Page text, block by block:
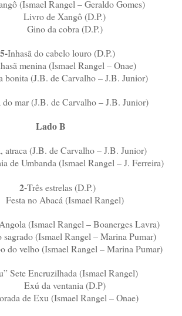
(Ismael Rangel – Geraldo Gomes)
Livro de Xangô (D.P.)
Gino da cobra (D.P.)
5-Inhasã do cabelo louro (D.P.)
menina (Ismael Rangel – Onae)
bonita (J.B. de Carvalho – J.B. Junior)
do mar (J.B. de Carvalho – J.B. Junior)
Lado B
atraca (J.B. de Carvalho – J.B. Junior)
de Umbanda (Ismael Rangel – J. Ferreira)
2-Três estrelas (D.P.)
Festa no Abacá (Ismael Rangel)
(Ismael Rangel – Boanerges Lavra)
sagrado (Ismael Rangel – Marina Pumar)
do velho (Ismael Rangel – Marina Pumar)
Sete Encruzilhada (Ismael Rangel)
Exú da ventania (D.P)
de Exu (Ismael Rangel – Onae)